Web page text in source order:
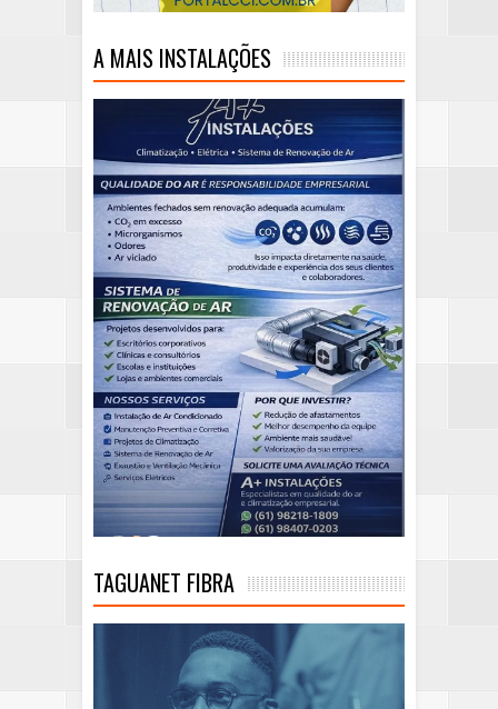
A MAIS INSTALAÇÕES
TAGUANET FIBRA